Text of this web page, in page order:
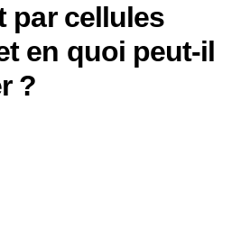
par cellules
en quoi peut-il
?